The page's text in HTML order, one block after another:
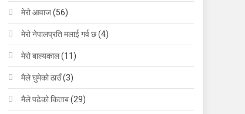
मेरो आवाज(56)
मेरो नेपालप्रति मलाई गर्व छ(4)
मेरो बाल्यकाल(11)
मैले घुमेको ठाउँ(3)
मैले पढेको किताब(29)